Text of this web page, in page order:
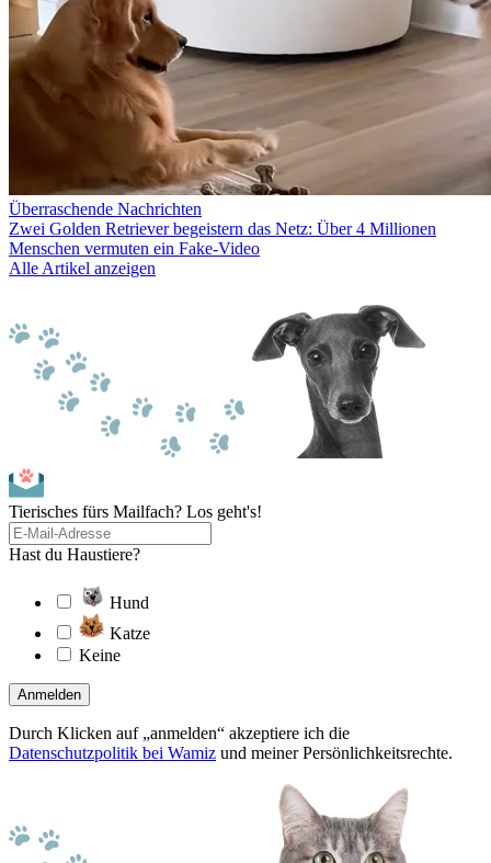
Überraschende Nachrichten
Zwei Golden Retriever begeistern das Netz: Über 4 Millionen
Menschen vermuten ein Fake-Video
Alle Artikel anzeigen
Tierisches fürs Mailfach? Los geht's!
Hast du Haustiere?
Hund
Katze
Keine
Anmelden
Durch Klicken auf „anmelden“ akzeptiere ich die
Datenschutzpolitik bei Wamiz und meiner Persönlichkeitsrechte.